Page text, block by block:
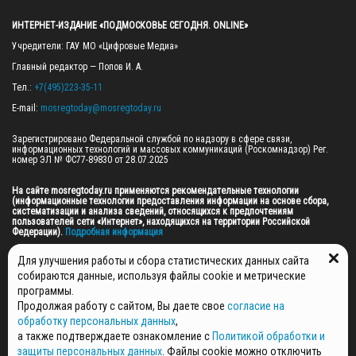
ИНТЕРНЕТ-ИЗДАНИЕ «ПОДМОСКОВЬЕ СЕГОДНЯ. ONLINE»
Учредители: ГАУ МО «Цифровые Медиа»
Главный редактор — Попов И. А.
Тел.: +7(495)223-35-11
E-mail: mosregtoday@mosregtoday.ru
Зарегистрировано Федеральной службой по надзору в сфере связи,
информационных технологий и массовых коммуникаций (Роскомнадзор) Рег.
номер ЭЛ № ФС77-89830 от 28.07.2025
На сайте mosregtoday.ru применяются рекомендательные технологии
(информационные технологии предоставления информации на основе сбора,
систематизации и анализа сведений, относящихся к предпочтениям
пользователей сети «Интернет», находящихся на территории Российской
Федерации). Подробная информация
© 2026 ПРАВА НА ВСЕ МАТЕРИАЛЫ САЙТА ПРИНАДЛЕЖАТ ГАУ МО "ЦИФРОВЫЕ
МЕДИА" (ОГРН: 1255000059467).
ПОЛИТИКА ОБРАБОТКИ И ЗАЩИТЫ ПЕРСОНАЛЬНЫХ ДАННЫХ
НОВОСТИ
ГАЗЕТЫ
Для улучшения работы и сбора статистических данных сайта
собираются данные, используя файлы cookie и метрические
программы.
Продолжая работу с сайтом, Вы даете свое согласие на
обработку персональных данных,
а также подтверждаете ознакомление с Политикой обработки и
защиты персональных данных . Файлы cookie можно отключить